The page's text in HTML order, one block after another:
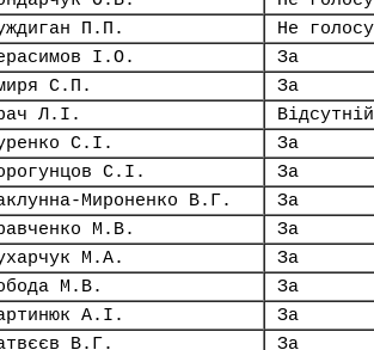
П.П.
Не
І.О.
За
С.П.
За
Л.І.
Відсутній
С.І.
За
С.І.
За
Мироненко В.Г.
За
М.В.
За
М.А.
За
М.В.
За
А.І.
За
В.Г.
За